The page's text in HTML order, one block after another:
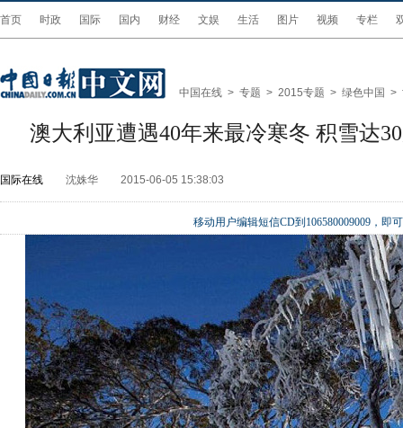
首页 时政 国际 国内 财经 文娱 生活 图片 视频 专栏
中国在线 > 专题 > 2015专题 > 绿色中国 >
澳大利亚遭遇40年来最冷寒冬 积雪达
国际在线 沈姝华 2015-06-05 15:38:03
移动用户编辑短信CD到106580009009，即